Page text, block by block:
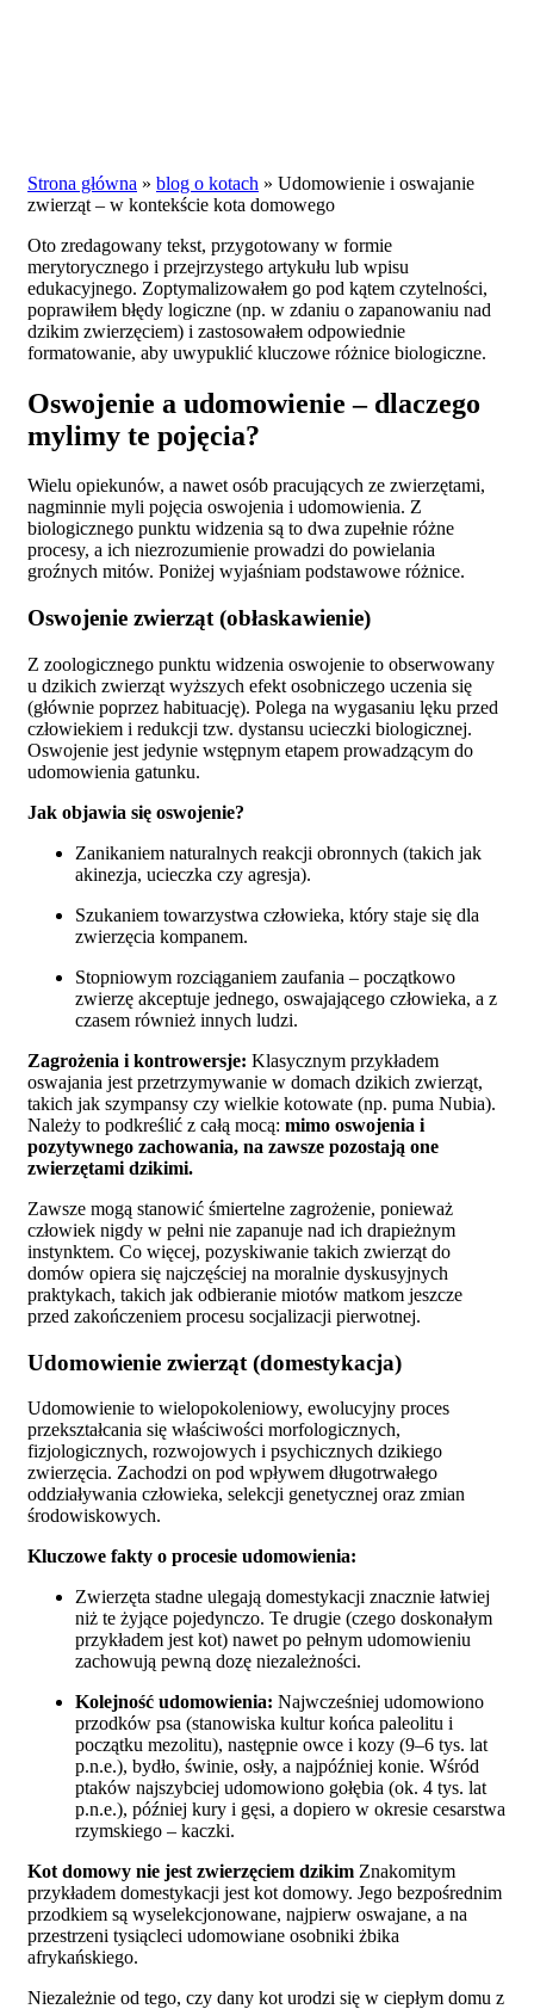
Strona główna » blog o kotach » Udomowienie i oswajanie
zwierząt – w kontekście kota domowego
Oto zredagowany tekst, przygotowany w formie
merytorycznego i przejrzystego artykułu lub wpisu
edukacyjnego. Zoptymalizowałem go pod kątem czytelności,
poprawiłem błędy logiczne (np. w zdaniu o zapanowaniu nad
dzikim zwierzęciem) i zastosowałem odpowiednie
formatowanie, aby uwypuklić kluczowe różnice biologiczne.
Oswojenie a udomowienie – dlaczego
mylimy te pojęcia?
Wielu opiekunów, a nawet osób pracujących ze zwierzętami,
nagminnie myli pojęcia oswojenia i udomowienia. Z
biologicznego punktu widzenia są to dwa zupełnie różne
procesy, a ich niezrozumienie prowadzi do powielania
groźnych mitów. Poniżej wyjaśniam podstawowe różnice.
Oswojenie zwierząt (obłaskawienie)
Z zoologicznego punktu widzenia oswojenie to obserwowany
u dzikich zwierząt wyższych efekt osobniczego uczenia się
(głównie poprzez habituację). Polega na wygasaniu lęku przed
człowiekiem i redukcji tzw. dystansu ucieczki biologicznej.
Oswojenie jest jedynie wstępnym etapem prowadzącym do
udomowienia gatunku.
Jak objawia się oswojenie?
Zanikaniem naturalnych reakcji obronnych (takich jak
akinezja, ucieczka czy agresja).
Szukaniem towarzystwa człowieka, który staje się dla
zwierzęcia kompanem.
Stopniowym rozciąganiem zaufania – początkowo
zwierzę akceptuje jednego, oswajającego człowieka, a z
czasem również innych ludzi.
Zagrożenia i kontrowersje: Klasycznym przykładem
oswajania jest przetrzymywanie w domach dzikich zwierząt,
takich jak szympansy czy wielkie kotowate (np. puma Nubia).
Należy to podkreślić z całą mocą: mimo oswojenia i
pozytywnego zachowania, na zawsze pozostają one
zwierzętami dzikimi.
Zawsze mogą stanowić śmiertelne zagrożenie, ponieważ
człowiek nigdy w pełni nie zapanuje nad ich drapieżnym
instynktem. Co więcej, pozyskiwanie takich zwierząt do
domów opiera się najczęściej na moralnie dyskusyjnych
praktykach, takich jak odbieranie miotów matkom jeszcze
przed zakończeniem procesu socjalizacji pierwotnej.
Udomowienie zwierząt (domestykacja)
Udomowienie to wielopokoleniowy, ewolucyjny proces
przekształcania się właściwości morfologicznych,
fizjologicznych, rozwojowych i psychicznych dzikiego
zwierzęcia. Zachodzi on pod wpływem długotrwałego
oddziaływania człowieka, selekcji genetycznej oraz zmian
środowiskowych.
Kluczowe fakty o procesie udomowienia:
Zwierzęta stadne ulegają domestykacji znacznie łatwiej
niż te żyjące pojedynczo. Te drugie (czego doskonałym
przykładem jest kot) nawet po pełnym udomowieniu
zachowują pewną dozę niezależności.
Kolejność udomowienia: Najwcześniej udomowiono
przodków psa (stanowiska kultur końca paleolitu i
początku mezolitu), następnie owce i kozy (9–6 tys. lat
p.n.e.), bydło, świnie, osły, a najpóźniej konie. Wśród
ptaków najszybciej udomowiono gołębia (ok. 4 tys. lat
p.n.e.), później kury i gęsi, a dopiero w okresie cesarstwa
rzymskiego – kaczki.
Kot domowy nie jest zwierzęciem dzikim Znakomitym
przykładem domestykacji jest kot domowy. Jego bezpośrednim
przodkiem są wyselekcjonowane, najpierw oswajane, a na
przestrzeni tysiącleci udomowiane osobniki żbika
afrykańskiego.
Niezależnie od tego, czy dany kot urodzi się w ciepłym domu z